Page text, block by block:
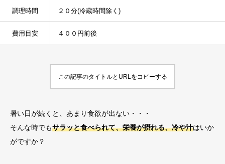
調理時間 ２０分(冷蔵時間除く)
費用目安 ４００円前後
この記事のタイトルとURLをコピーする
暑い日が続くと、あまり食欲が出ない・・・
そんな時でもサラッと食べられて、栄養が摂れる、冷や汁はいか
がですか？